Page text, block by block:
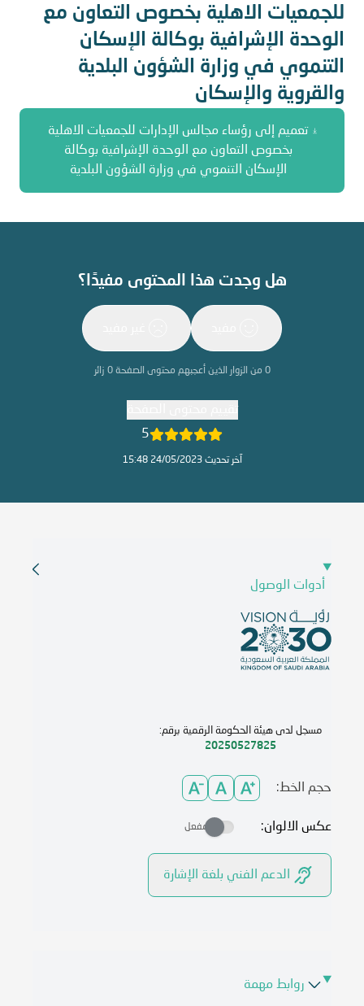
للجمعيات الاهلية بخصوص التعاون مع
الوحدة الإشرافية بوكالة الإسكان
التنموي في وزارة الشؤون البلدية
والقروية والإسكان
تعميم إلى رؤساء مجالس الإدارات للجمعيات الاهلية
بخصوص التعاون مع الوحدة الإشرافية بوكالة
الإسكان التنموي في وزارة الشؤون البلدية
هل وجدت هذا المحتوى مفيدًا؟
0 من الزوار الذين أعجبهم محتوى الصفحة0 زائر
5
آخر تحديث 24/05/2023 15:48
أدوات الوصول
مسجل لدى هيئة الحكومة الرقمية برقم:
20250527825
حجم الخط:
عكس الالوان: مفعل
الدعم الفني بلغة الإشارة
روابط مهمة